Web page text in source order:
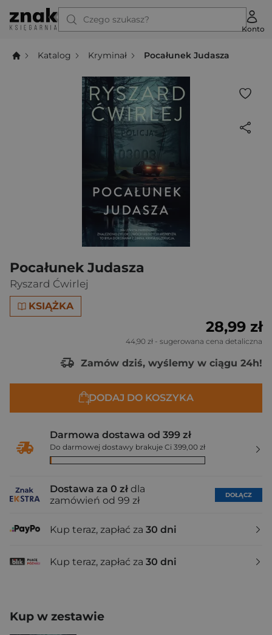
Czego szukasz?
Konto
Katalog Kryminał Pocałunek Judasza
Pocałunek Judasza
Ryszard Ćwirlej
KSIĄŻKA
28,99 zł
44,90 zł - sugerowana cena detaliczna
Zamów dziś, wyślemy w ciągu 24h!
DODAJ DO KOSZYKA
Darmowa dostawa od 399 zł
Do darmowej dostawy brakuje Ci 399,00 zł
Dostawa za 0 zł dla
zamówień od 99 zł
DOŁĄCZ
Kup teraz, zapłać za 30 dni
Kup teraz, zapłać za 30 dni
Kup w zestawie